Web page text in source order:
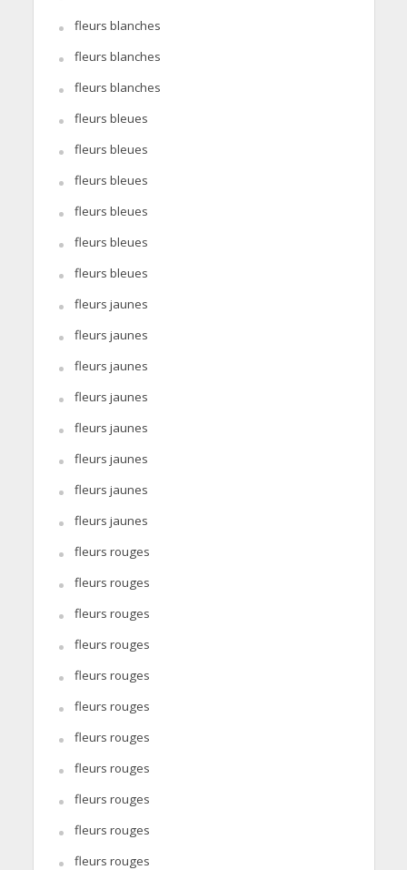
fleurs blanches
fleurs blanches
fleurs blanches
fleurs bleues
fleurs bleues
fleurs bleues
fleurs bleues
fleurs bleues
fleurs bleues
fleurs jaunes
fleurs jaunes
fleurs jaunes
fleurs jaunes
fleurs jaunes
fleurs jaunes
fleurs jaunes
fleurs jaunes
fleurs rouges
fleurs rouges
fleurs rouges
fleurs rouges
fleurs rouges
fleurs rouges
fleurs rouges
fleurs rouges
fleurs rouges
fleurs rouges
fleurs rouges